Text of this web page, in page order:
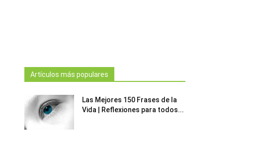
Artículos más populares
Las Mejores 150 Frases de la
Vida | Reflexiones para todos...